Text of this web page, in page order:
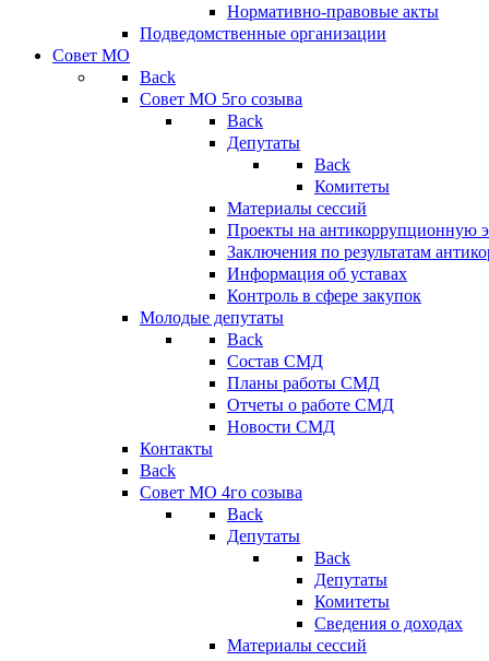
Нормативно-правовые акты
Подведомственные организации
Совет МО
Back
Совет МО 5го созыва
Back
Депутаты
Back
Комитеты
Материалы сессий
Проекты на антикоррупционную
Заключения по результатам
Информация об уставах
Контроль в сфере закупок
Молодые депутаты
Back
Состав СМД
Планы работы СМД
Отчеты о работе СМД
Новости СМД
Контакты
Back
Совет МО 4го созыва
Back
Депутаты
Back
Депутаты
Комитеты
Сведения о доходах
Материалы сессий